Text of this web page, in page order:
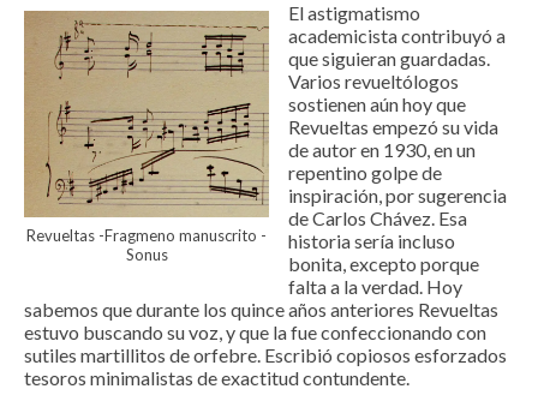
Revueltas -Fragmeno manuscrito -
Sonus
El astigmatismo
academicista contribuyó a
que siguieran guardadas.
Varios revueltólogos
sostienen aún hoy que
Revueltas empezó su vida
de autor en 1930, en un
repentino golpe de
inspiración, por sugerencia
de Carlos Chávez. Esa
historia sería incluso
bonita, excepto porque
falta a la verdad. Hoy
sabemos que durante los quince años anteriores Revueltas
estuvo buscando su voz, y que la fue confeccionando con
sutiles martillitos de orfebre. Escribió copiosos esforzados
tesoros minimalistas de exactitud contundente.